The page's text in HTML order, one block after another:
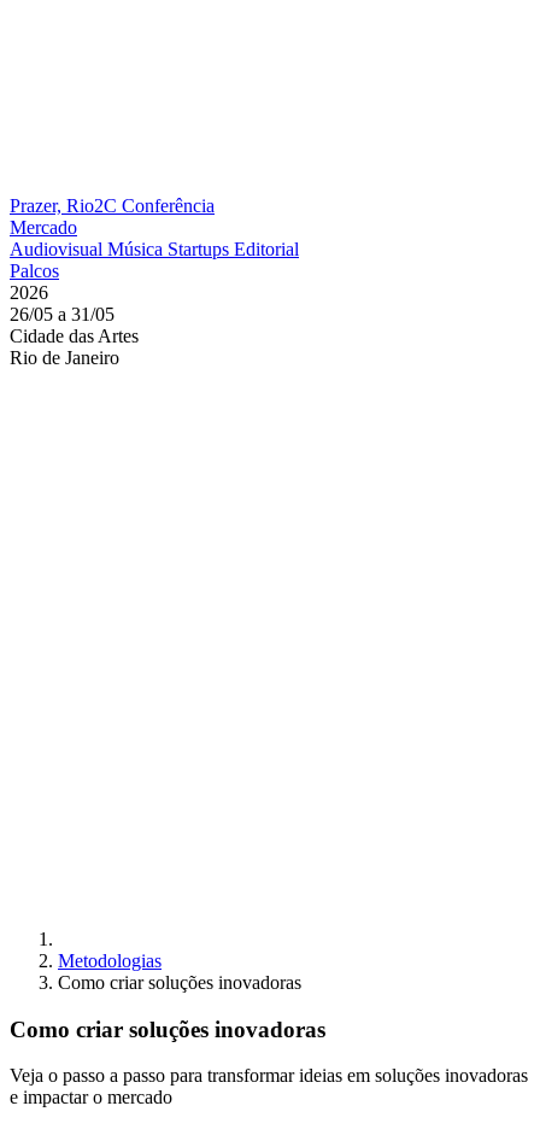
Prazer, Rio2C Conferência
Mercado
Audiovisual Música Startups Editorial
Palcos
2026
26/05 a 31/05
Cidade das Artes
Rio de Janeiro
Metodologias
Como criar soluções inovadoras
Como criar soluções inovadoras
Veja o passo a passo para transformar ideias em soluções inovadoras
e impactar o mercado